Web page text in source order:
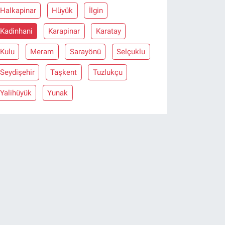
Halkapinar Hüyük İlgin
Kadinhani Karapinar Karatay
Kulu Meram Sarayönü Selçuklu
Seydişehir Taşkent Tuzlukçu
Yalihüyük Yunak